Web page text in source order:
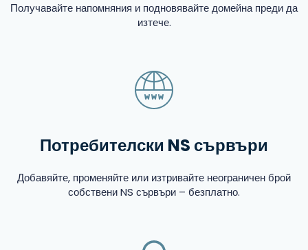
Получавайте напомняния и подновявайте домейна преди да
изтече.
Потребителски NS сървъри
Добавяйте, променяйте или изтривайте неограничен брой
собствени NS сървъри – безплатно.